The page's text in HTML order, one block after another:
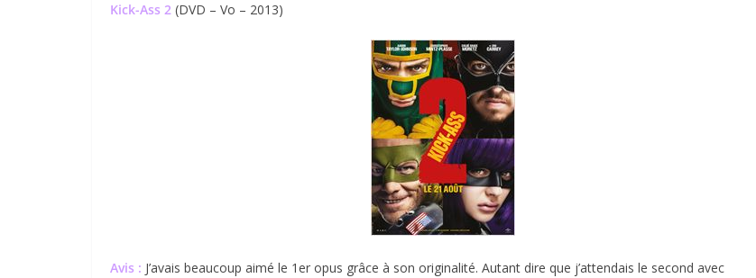
Kick-Ass 2 (DVD – Vo – 2013)
Avis : J’avais beaucoup aimé le 1er opus grâce à son originalité. Autant dire que j’attendais le second avec